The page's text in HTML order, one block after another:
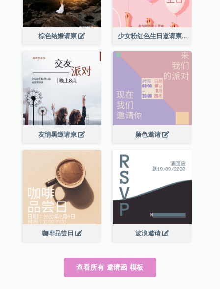
棕色结婚请柬 少女粉红色生日邀请柬
友情黑邀请柬 颜色邀请
咖啡品尝日 波浪邀请
查看所有 邀请函 模板